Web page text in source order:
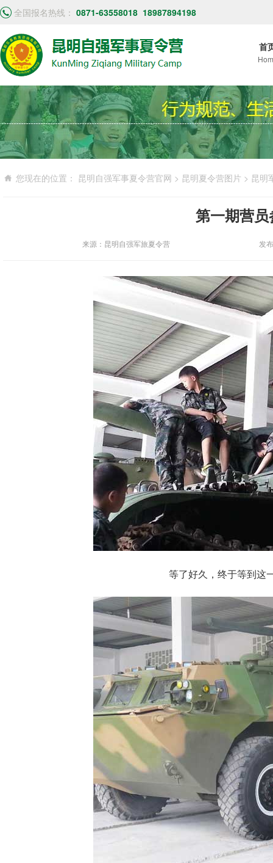
全国报名热线： 0871-63558018 18987894198
首
您现在的位置： 昆明自强军事夏令营官网 > 昆明夏令营图片 > 昆明
第一期营
来源：昆明自强军旅夏令营 发
等了好久，终于等到这